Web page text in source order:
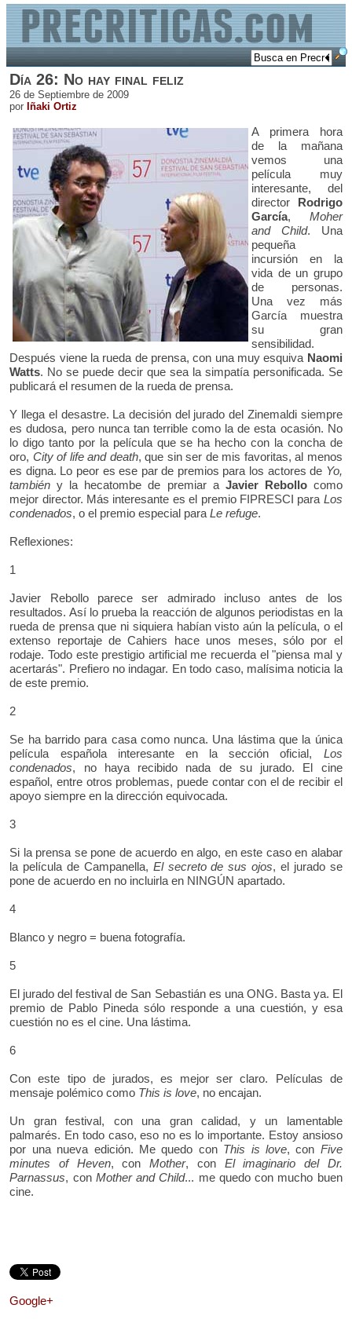
Día 26: No hay final feliz
26 de Septiembre de 2009
por Iñaki Ortiz
A primera hora
de la mañana
vemos una
película muy
interesante, del
director Rodrigo
García, Moher
and Child. Una
pequeña
incursión en la
vida de un grupo
de personas.
Una vez más
García muestra
su gran
sensibilidad.
Después viene la rueda de prensa, con una muy esquiva Naomi
Watts. No se puede decir que sea la simpatía personificada. Se
publicará el resumen de la rueda de prensa.
Y llega el desastre. La decisión del jurado del Zinemaldi siempre
es dudosa, pero nunca tan terrible como la de esta ocasión. No
lo digo tanto por la película que se ha hecho con la concha de
oro, City of life and death, que sin ser de mis favoritas, al menos
es digna. Lo peor es ese par de premios para los actores de Yo,
también y la hecatombe de premiar a Javier Rebollocomo
mejor director. Más interesante es el premio FIPRESCI para Los
condenados, o el premio especial paraLe refuge.
Reflexiones:
1
Javier Rebollo parece ser admirado incluso antes de los
resultados. Así lo prueba la reacción de algunos periodistas en la
rueda de prensa que ni siquiera habían visto aún la película, o el
extenso reportaje de Cahiers hace unos meses, sólo por el
rodaje. Todo este prestigio artificial me recuerda el "piensa mal y
acertarás". Prefiero no indagar. En todo caso, malísima noticia la
de este premio.
2
Se ha barrido para casa como nunca. Una lástima que la única
película española interesante en la sección oficial, Los
condenados, no haya recibido nada de su jurado. El cine
español, entre otros problemas, puede contar con el de recibir el
apoyo siempre en la dirección equivocada.
3
Si la prensa se pone de acuerdo en algo, en este caso en alabar
la película de Campanella, El secreto de sus ojos, el jurado se
pone de acuerdo en no incluirla en NINGÚN apartado.
4
Blanco y negro = buena fotografía.
5
El jurado del festival de San Sebastián es una ONG. Basta ya. El
premio de Pablo Pineda sólo responde a una cuestión, y esa
cuestión no es el cine. Una lástima.
6
Con este tipo de jurados, es mejor ser claro. Películas de
mensaje polémico como This is love, no encajan.
Un gran festival, con una gran calidad, y un lamentable
palmarés. En todo caso, eso no es lo importante. Estoy ansioso
por una nueva edición. Me quedo con This is love, con Five
minutes of Heven, conMother, con El imaginario del Dr.
Parnassus, con Mother and Child... me quedo con mucho buen
cine.
Google+